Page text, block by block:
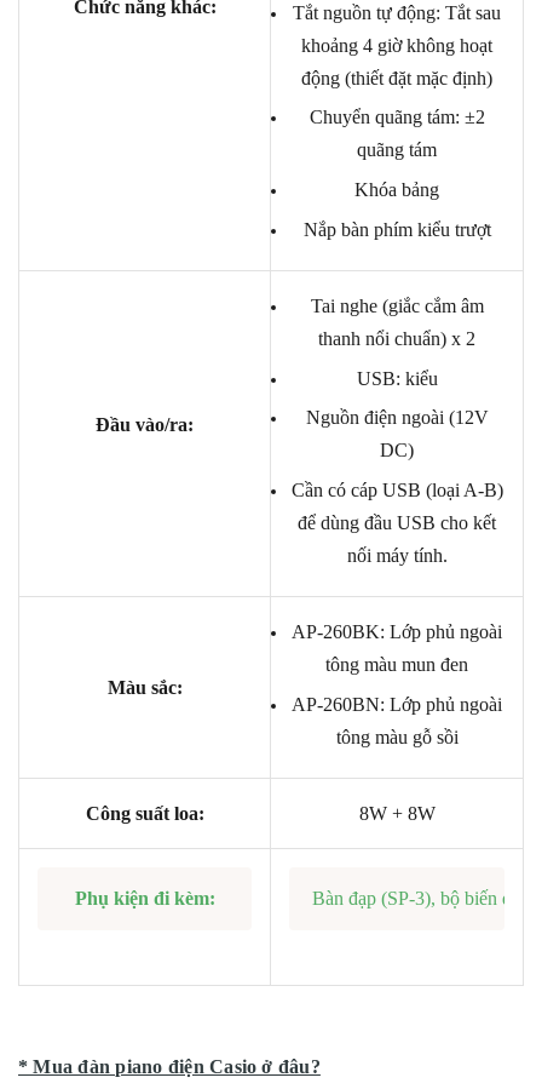
Chức năng khác:
Tắt nguồn tự động: Tắt sau
khoảng 4 giờ không hoạt
động (thiết đặt mặc định)
Chuyển quãng tám: ±2
quãng tám
Khóa bảng
Nắp bàn phím kiểu trượt
Đầu vào/ra:
Tai nghe (giắc cắm âm
thanh nổi chuẩn) x 2
USB: kiểu
Nguồn điện ngoài (12V
DC)
Cần có cáp USB (loại A-B)
để dùng đầu USB cho kết
nối máy tính.
Màu sắc:
AP-260BK: Lớp phủ ngoài
tông màu mun đen
AP-260BN: Lớp phủ ngoài
tông màu gỗ sồi
Công suất loa: 8W + 8W
Phụ kiện đi kèm: Bàn đạp (SP-3), bộ biến
* Mua đàn piano điện Casio ở đâu?